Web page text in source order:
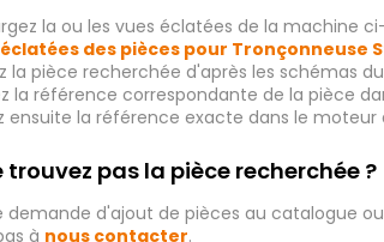
la ou les vues éclatées de la machine
des pièces pour Tronçonneuse
la pièce recherchée d'après les schémas
la référence correspondante de la pièce
ensuite la référence exacte dans le
trouvez pas la pièce recherchée ?
demande d'ajout de pièces au catalogue
à nous contacter.